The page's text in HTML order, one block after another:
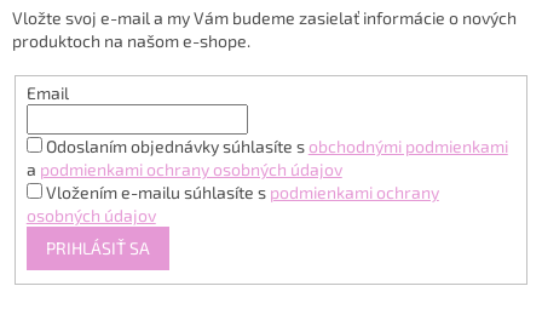
Vložte svoj e-mail a my Vám budeme zasielať informácie o nových
produktoch na našom e-shope.
Email
Odoslaním objednávky súhlasíte s obchodnými podmienkami
a podmienkami ochrany osobných údajov
Vložením e-mailu súhlasíte s podmienkami ochrany
osobných údajov
PRIHLÁSIŤ SA